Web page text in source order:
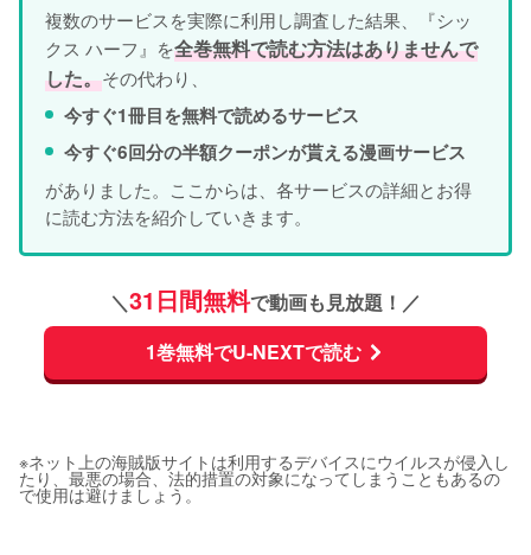
複数のサービスを実際に利用し調査した結果、『シッ
クス ハーフ』を全巻無料で読む方法はありませんで
した。その代わり、
今すぐ1冊目を無料で読めるサービス
今すぐ6回分の半額クーポンが貰える漫画サービス
がありました。ここからは、各サービスの詳細とお得
に読む方法を紹介していきます。
＼31日間無料で動画も見放題！／
1巻無料でU-NEXTで読む
※ネット上の海賊版サイトは利用するデバイスにウイルスが侵入し
たり、最悪の場合、法的措置の対象になってしまうこともあるの
で使用は避けましょう。